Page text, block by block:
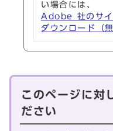
い場合には、
Adobe 社のサ
ダウンロード（
このページに対
ださい